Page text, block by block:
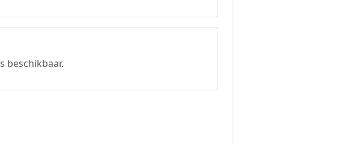
beschikbaar.